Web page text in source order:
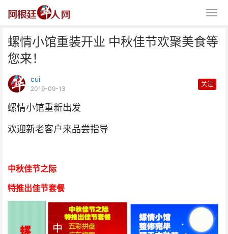
螺情小馆重装开业 中秋佳节欢聚美食等
您来！
cui
2019-09-13
关注
螺情小馆重新出发
欢迎新老客户来品尝指导
中秋佳节之际
特推出佳节套餐
美食等您来！